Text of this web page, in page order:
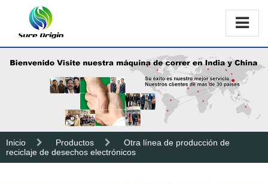
Inicio Productos
Otra línea de producción de
reciclaje de desechos electrónicos